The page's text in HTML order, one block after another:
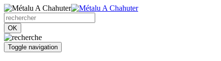
OK
Toggle navigation